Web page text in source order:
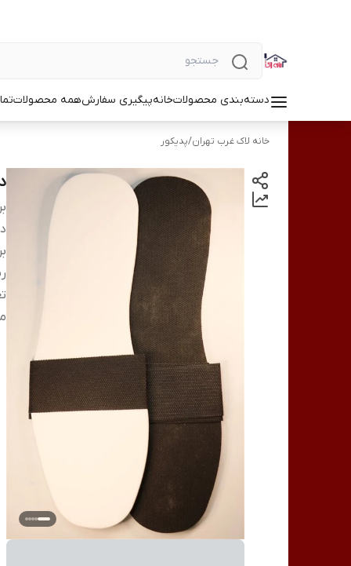
دسته‌بندی محصولاتخانهپیگیری سفارشهمه محصولات
خانه لاک غرب تهران/پدیکور